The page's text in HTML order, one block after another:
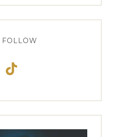
FOLLOW
TikTok